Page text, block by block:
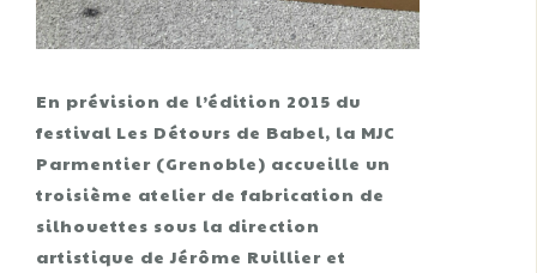
En prévision de l’édition 2015 du
festival Les Détours de Babel, la MJC
Parmentier (Grenoble) accueille un
troisième atelier de fabrication de
silhouettes sous la direction
artistique de Jérôme Ruillier et